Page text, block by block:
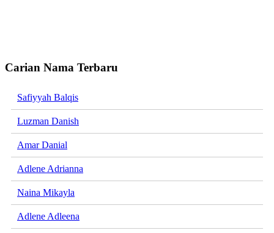
Carian Nama Terbaru
Safiyyah Balqis
Luzman Danish
Amar Danial
Adlene Adrianna
Naina Mikayla
Adlene Adleena